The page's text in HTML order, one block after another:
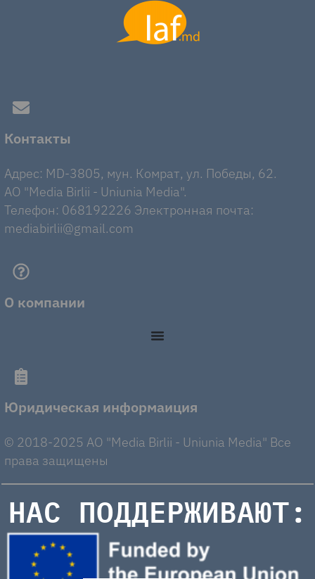
Контакты
Адрес: MD-3805, мун. Комрат, ул. Победы, 62.
AO "Media Birlii - Uniunia Media".
Телефон: 068192226 Электронная почта:
mediabirlii@gmail.com
О компании
Юридическая информаиция
© 2018-2025 AO "Media Birlii - Uniunia Media" Все
права защищены
НАС ПОДДЕРЖИВАЮТ: